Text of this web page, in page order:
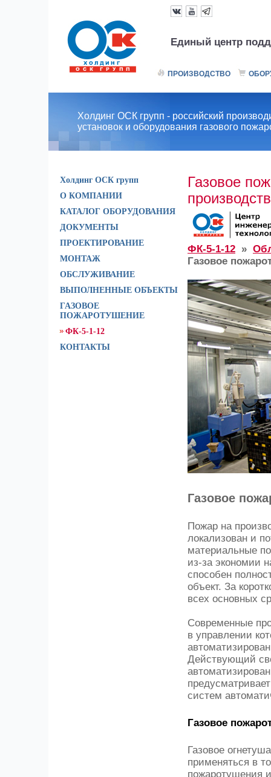
Единый центр
ПРОИЗВОДСТВО
Холдинг ОСК групп - российский
установок и оборудования газового
Холдинг ОСК групп
О КОМПАНИИ
КАТАЛОГ ОБОРУДОВАНИЯ
ДОКУМЕНТЫ
ПРОЕКТИРОВАНИЕ
МОНТАЖ
ОБСЛУЖИВАНИЕ
ВЫПОЛНЕННЫЕ ОБЪЕКТЫ
ГАЗОВОЕ
ПОЖАРОТУШЕНИЕ
ФК-5-1-12
КОНТАКТЫ
Газовое
ФК-5-1-12 »
Газовое
Газовое
Пожар на
локализован и
материальные
из-за экономии
способен
объект. За
всех основных
Современные
в управлении
Действующий
систем
Газовое
Газовое
применяться в
пожаротушения